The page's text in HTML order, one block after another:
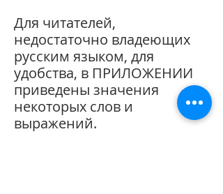
Для читателей,
недостаточно владеющих
русским языком, для
удобства, в ПРИЛОЖЕНИИ
приведены значения
некоторых слов и
выражений.